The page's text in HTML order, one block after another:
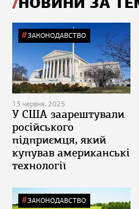
ЗАКОНОДАВСТВО
13 червня, 2025
У США заарештували
російського
підприємця, який
купував американські
технології
ЗАКОНОДАВСТВО